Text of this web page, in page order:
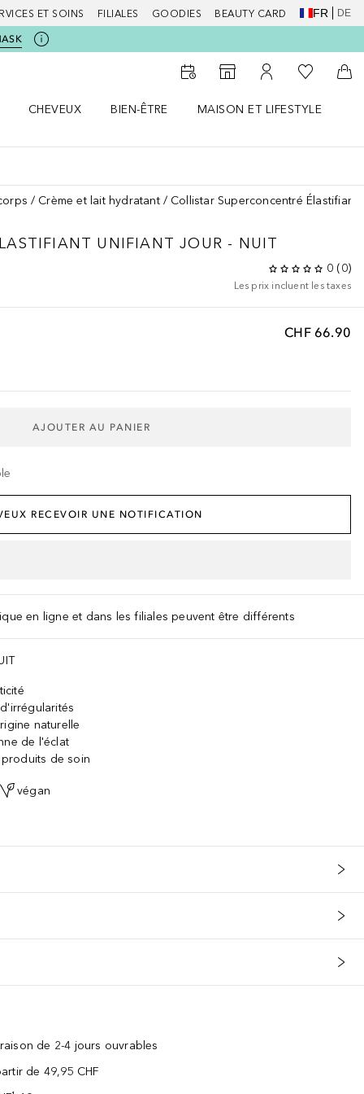
ET SOINS FILIALES GOODIES BEAUTY CARD FR DE
Vers le Storefinder
Vers Mon Compte
Vers Ma
CHEVEUX
BIEN-ÊTRE
MAISON ET LIFESTYLE
Crème et lait hydratant Collistar Superconcentré Élastifiant
UNIFIANT JOUR - NUIT
0 (0)
Les prix incluent les taxes
CHF 66.90
AJOUTER AU PANIER
RECEVOIR UNE NOTIFICATION
en ligne et dans les filiales peuvent être différents
naturelle
de l'éclat
de soin
végan
de 2-4 jours ouvrables
de 49,95 CHF